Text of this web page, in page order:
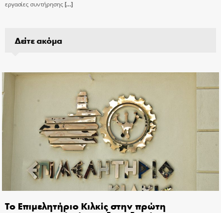
εργασίες συντήρησης[…]
Δείτε ακόμα
Το Επιμελητήριο Κιλκίς στην πρώτη